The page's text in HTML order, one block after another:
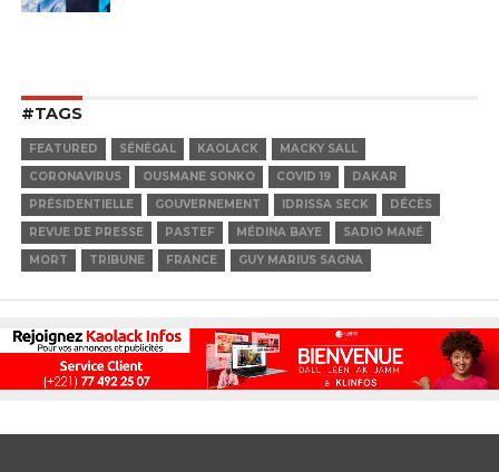
#TAGS
FEATURED SÉNÉGAL KAOLACK
MACKY SALL
CORONAVIRUS
OUSMANE SONKO COVID 19
DAKAR
PRÉSIDENTIELLE
GOUVERNEMENT IDRISSA SECK
DÉCÈS
REVUE DE PRESSE
PASTEF MÉDINA BAYE
SADIO MANÉ
MORT
TRIBUNE FRANCE GUY MARIUS SAGNA